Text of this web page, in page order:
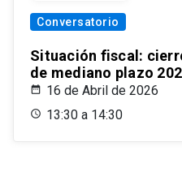
Conversatorio
Situación fiscal:
de mediano plazo
16 de Abril de 2026
13:30 a 14:30